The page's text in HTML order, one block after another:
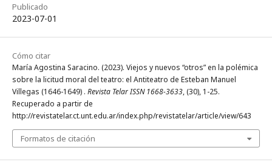
Publicado
2023-07-01
Cómo citar
María Agostina Saracino. (2023). Viejos y nuevos “otros” en la polémica
sobre la licitud moral del teatro: el Antiteatro de Esteban Manuel
Villegas (1646-1649) . Revista Telar ISSN 1668-3633, (30), 1-25.
Recuperado a partir de
http://revistatelar.ct.unt.edu.ar/index.php/revistatelar/article/view/643
Formatos de citación